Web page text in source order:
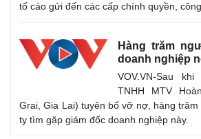
tố cáo gửi đến các cấp chính quyền,
Hàng trăm
doanh nghiệp
VOV.VN-Sau
TNHH MTV
Grai, Gia Lai) tuyên bố vỡ nợ, hàng
ty tìm gặp giám đốc doanh nghiệp này.